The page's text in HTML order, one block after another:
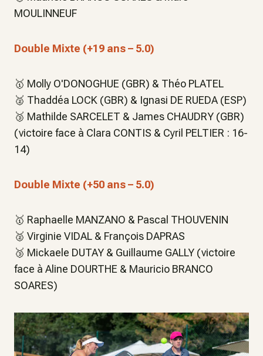
MOULINNEUF
Double Mixte (+19 ans – 5.0)
🥇 Molly O'DONOGHUE (GBR) & Théo PLATEL
🥈 Thaddéa LOCK (GBR) & Ignasi DE RUEDA (ESP)
🥉 Mathilde SARCELET & James CHAUDRY (GBR)
(victoire face à Clara CONTIS & Cyril PELTIER : 16-
14)
Double Mixte (+50 ans – 5.0)
🥇 Raphaelle MANZANO & Pascal THOUVENIN
🥈 Virginie VIDAL & François DAPRAS
🥉 Mickaele DUTAY & Guillaume GALLY (victoire
face à Aline DOURTHE & Mauricio BRANCO
SOARES)